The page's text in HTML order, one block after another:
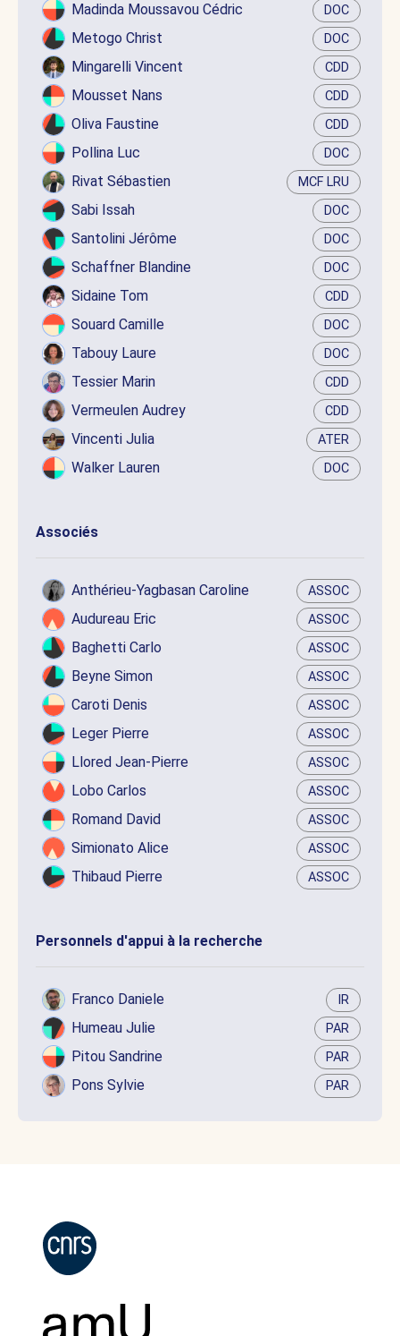
Madinda Moussavou Cédric DOC
Metogo Christ DOC
Mingarelli Vincent CDD
Mousset Nans CDD
Oliva Faustine CDD
Pollina Luc DOC
Rivat Sébastien MCF LRU
Sabi Issah DOC
Santolini Jérôme DOC
Schaffner Blandine DOC
Sidaine Tom CDD
Souard Camille DOC
Tabouy Laure DOC
Tessier Marin CDD
Vermeulen Audrey CDD
Vincenti Julia ATER
Walker Lauren DOC
Associés
Anthérieu-Yagbasan Caroline ASSOC
Audureau Eric ASSOC
Baghetti Carlo ASSOC
Beyne Simon ASSOC
Caroti Denis ASSOC
Leger Pierre ASSOC
Llored Jean-Pierre ASSOC
Lobo Carlos ASSOC
Romand David ASSOC
Simionato Alice ASSOC
Thibaud Pierre ASSOC
Personnels d'appui à la recherche
Franco Daniele IR
Humeau Julie PAR
Pitou Sandrine PAR
Pons Sylvie PAR